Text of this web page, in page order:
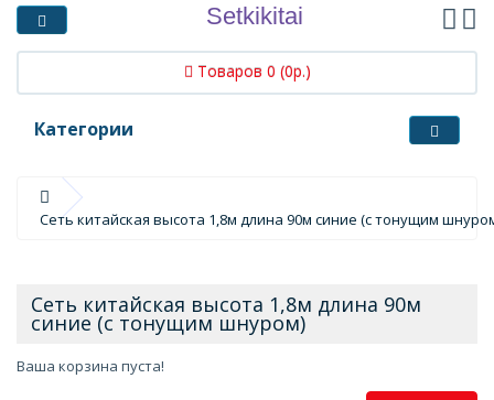
Setkikitai
Товаров 0 (0р.)
Категории
Сеть китайская высота 1,8м длина 90м синие (с тонущим
Сеть китайская высота 1,8м длина 90м
синие (с тонущим шнуром)
Ваша корзина пуста!